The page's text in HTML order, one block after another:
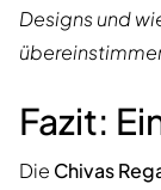
Designs und
Fazit:
Die Chivas